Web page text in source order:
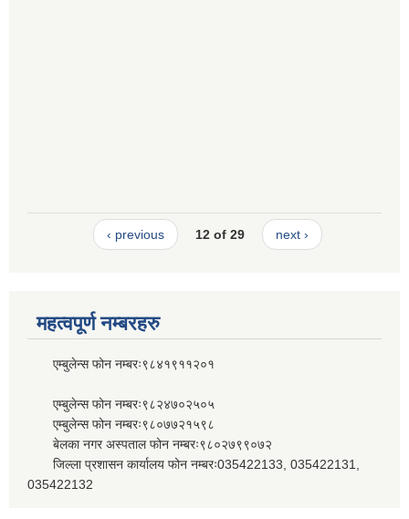
‹ previous 12 of 29 next ›
महत्वपूर्ण नम्बरहरु
एम्बुलेन्स फोन नम्बरः९८४१९११२०१
एम्बुलेन्स फोन नम्बरः९८२४७०२५०५
एम्बुलेन्स फोन नम्बरः९८०७७२१५९८
बेलका नगर अस्पताल फोन नम्बरः९८०२७९९०७२
जिल्ला प्रशासन कार्यालय फोन नम्बरः035422133, 035422131,
035422132